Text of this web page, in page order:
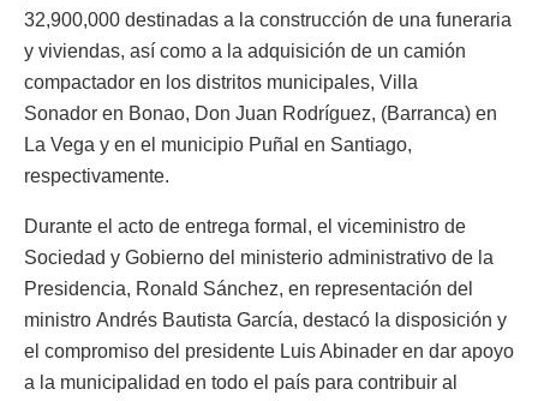
32,900,000 destinadas a la construcción de una funeraria
y viviendas, así como a la adquisición de un camión
compactador en los distritos municipales, Villa
Sonador en Bonao, Don Juan Rodríguez, (Barranca) en
La Vega y en el municipio Puñal en Santiago,
respectivamente.
Durante el acto de entrega formal, el viceministro de
Sociedad y Gobierno del ministerio administrativo de la
Presidencia, Ronald Sánchez, en representación del
ministro Andrés Bautista García, destacó la disposición y
el compromiso del presidente Luis Abinader en dar apoyo
a la municipalidad en todo el país para contribuir al